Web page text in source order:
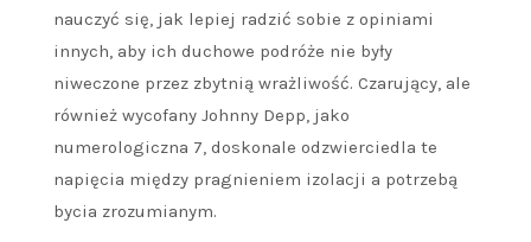
nauczyć się, jak lepiej radzić sobie z opiniami
innych, aby ich duchowe podróże nie były
niweczone przez zbytnią wrażliwość. Czarujący, ale
również wycofany Johnny Depp, jako
numerologiczna 7, doskonale odzwierciedla te
napięcia między pragnieniem izolacji a potrzebą
bycia zrozumianym.